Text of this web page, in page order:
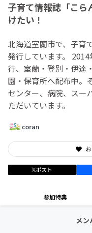
子育て情報誌「こら
けたい！
北海道室蘭市で、子育
発行しています。
行、室蘭・登別・伊達
園・保育所へ配布中。
センター、病院、スー
ただいています。
coran
ポスト
参加特典
メン